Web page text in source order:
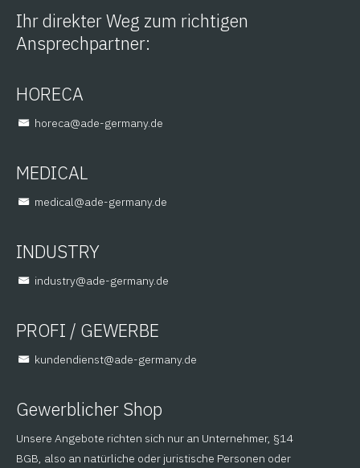
Ihr direkter Weg zum richtigen
Ansprechpartner:
HORECA
ed.ynamreg-eda
@aceroh
MEDICAL
ed.ynamreg-eda
@lacidem
INDUSTRY
ed.ynamreg-eda
@yrtsudni
PROFI / GEWERBE
ed.ynamreg-eda
@tsneidnednuk
Gewerblicher Shop
Unsere Angebote richten sich nur an Unternehmer, §14
BGB, also an natürliche oder juristische Personen oder